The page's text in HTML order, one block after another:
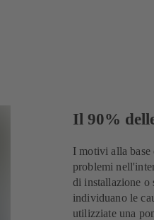
Il 90%
I motivi alla base
problemi
di installazione o
individuano le
utilizziate una